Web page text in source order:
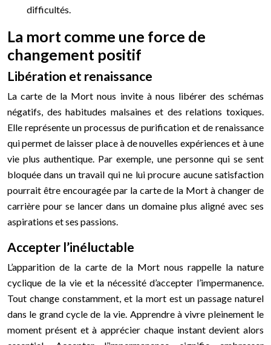
difficultés.
La mort comme une force de
changement positif
Libération et renaissance
La carte de la Mort nous invite à nous libérer des schémas
négatifs, des habitudes malsaines et des relations toxiques.
Elle représente un processus de purification et de renaissance
qui permet de laisser place à de nouvelles expériences et à une
vie plus authentique. Par exemple, une personne qui se sent
bloquée dans un travail qui ne lui procure aucune satisfaction
pourrait être encouragée par la carte de la Mort à changer de
carrière pour se lancer dans un domaine plus aligné avec ses
aspirations et ses passions.
Accepter l’inéluctable
L’apparition de la carte de la Mort nous rappelle la nature
cyclique de la vie et la nécessité d’accepter l’impermanence.
Tout change constamment, et la mort est un passage naturel
dans le grand cycle de la vie. Apprendre à vivre pleinement le
moment présent et à apprécier chaque instant devient alors